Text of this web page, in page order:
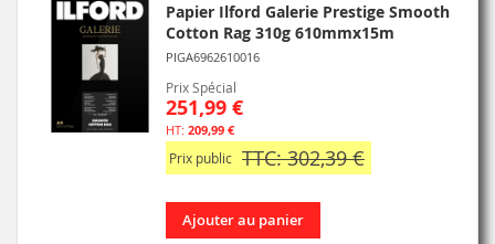
Papier Ilford Galerie Prestige Smooth
Cotton Rag 310g 610mmx15m
PIGA6962610016
Prix Spécial
251,99 €
209,99 €
Prix public TTC: 302,39 €
Ajouter au panier